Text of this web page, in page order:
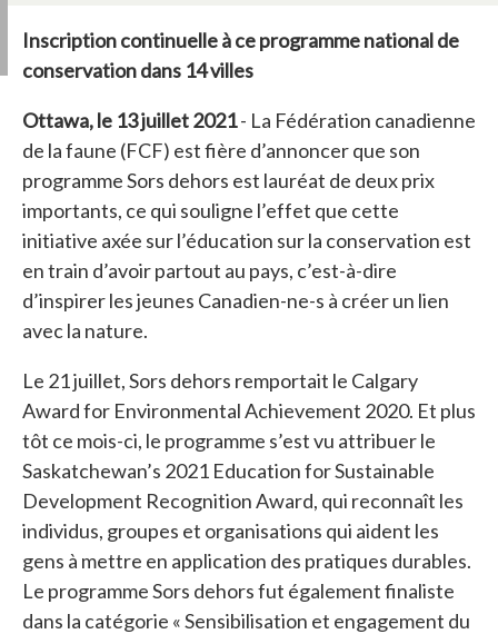
Inscription continuelle à ce programme national de
conservation dans 14 villes
Ottawa, le 13 juillet 2021- La Fédération canadienne
de la faune (FCF) est fière d’annoncer que son
programme Sors dehors est lauréat de deux prix
importants, ce qui souligne l’effet que cette
initiative axée sur l’éducation sur la conservation est
en train d’avoir partout au pays, c’est-à-dire
d’inspirer les jeunes Canadien-ne-s à créer un lien
avec la nature.
Le 21 juillet, Sors dehors remportait le Calgary
Award for Environmental Achievement 2020. Et plus
tôt ce mois-ci, le programme s’est vu attribuer le
Saskatchewan’s 2021 Education for Sustainable
Development Recognition Award, qui reconnaît les
individus, groupes et organisations qui aident les
gens à mettre en application des pratiques durables.
Le programme Sors dehors fut également finaliste
dans la catégorie « Sensibilisation et engagement du